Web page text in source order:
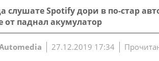
слушате Spotify дори в по-стар
от паднал акумулатор
27.12.2019 17:34